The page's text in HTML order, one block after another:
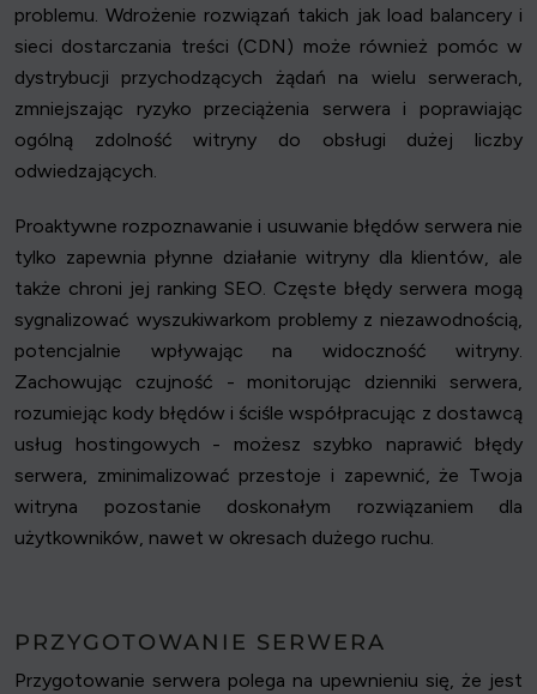
problemu. Wdrożenie rozwiązań takich jak load balancery i
sieci dostarczania treści (CDN) może również pomóc w
dystrybucji przychodzących żądań na wielu serwerach,
zmniejszając ryzyko przeciążenia serwera i poprawiając
ogólną zdolność witryny do obsługi dużej liczby
odwiedzających.
Proaktywne rozpoznawanie i usuwanie błędów serwera nie
tylko zapewnia płynne działanie witryny dla klientów, ale
także chroni jej ranking SEO. Częste błędy serwera mogą
sygnalizować wyszukiwarkom problemy z niezawodnością,
potencjalnie wpływając na widoczność witryny.
Zachowując czujność - monitorując dzienniki serwera,
rozumiejąc kody błędów i ściśle współpracując z dostawcą
usług hostingowych - możesz szybko naprawić błędy
serwera, zminimalizować przestoje i zapewnić, że Twoja
witryna pozostanie doskonałym rozwiązaniem dla
użytkowników, nawet w okresach dużego ruchu.
PRZYGOTOWANIE SERWERA
Przygotowanie serwera polega na upewnieniu się, że jest